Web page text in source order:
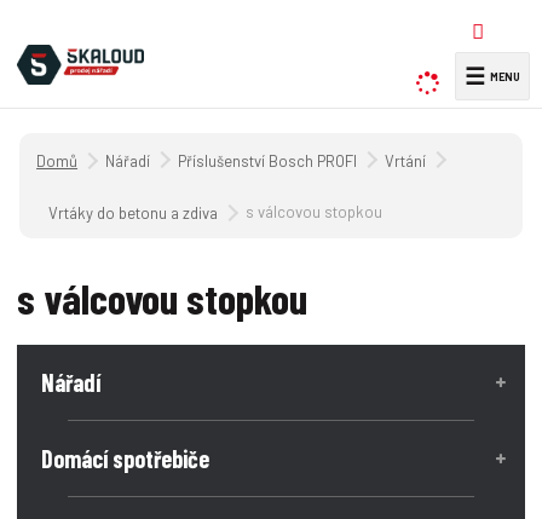
y
l
☰
Úvodní strana
Nářadí Příslušenství Bosch PROFI Vrtání
Vrtáky do betonu a zdiva s válcovou stopkou
s válcovou stopkou
Nářadí
Domácí spotřebiče